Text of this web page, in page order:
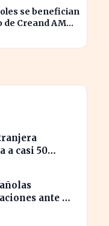
se benefician
de Creand AM
a casi 50
ante un